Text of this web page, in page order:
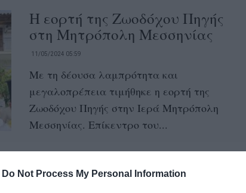
Do Not Process My Personal Information
Η εορτή της Ζωοδόχου Πηγής
στη Μητρόπολη Μεσσηνίας
11/05/2024 05:59
Με τη δέουσα λαμπρότητα και
μεγαλοπρέπεια τιμήθηκε η εορτή της
Ζωοδόχου Πηγής στην Ιερά Μητρόπολη
Μεσσηνίας. Επίκεντρο του...